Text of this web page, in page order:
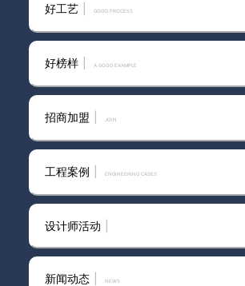
泉州艺术漆代理加盟
好工艺 GOOD PROCESS
好榜样 A GOOD EXAMPLE
招商加盟 join
工程案例 ENGINEERING CASES
设计师活动
新闻动态 news